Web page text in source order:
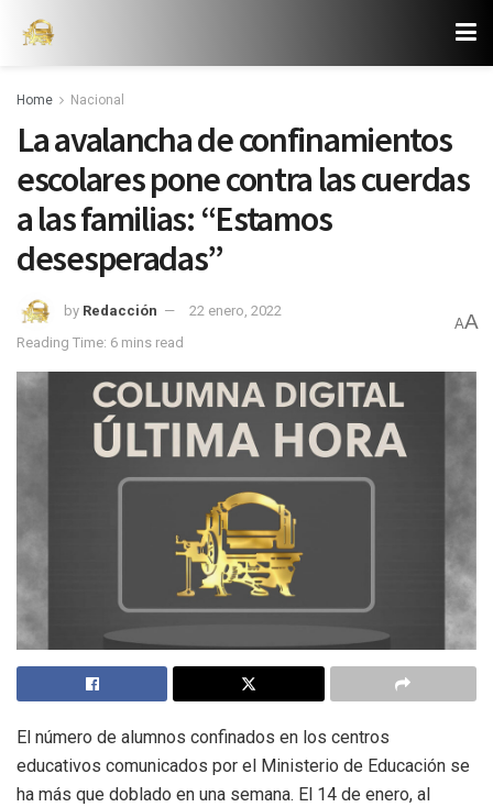
Home Nacional
La avalancha de confinamientos
escolares pone contra las cuerdas
a las familias: “Estamos
desesperadas”
by Redacción
22 enero, 2022
Reading Time: 6 mins read
AA
El número de alumnos confinados en los centros
educativos comunicados por el Ministerio de Educación se
ha más que doblado en una semana. El 14 de enero, al